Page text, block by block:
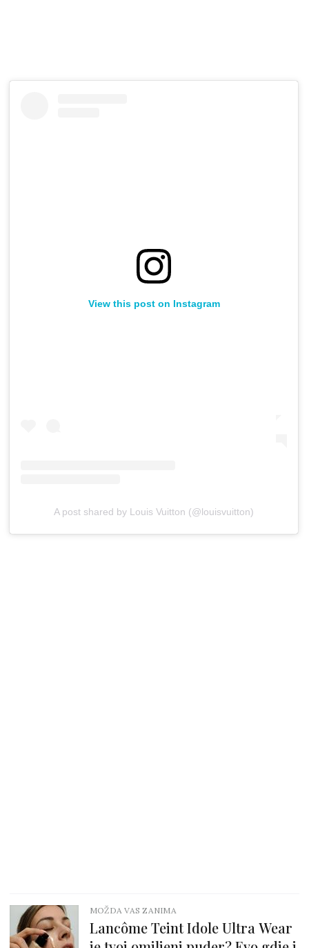
View this post on Instagram
A post shared by Louis Vuitton (@louisvuitton)
MOŽDA VAS ZANIMA
Lancôme Teint Idole Ultra Wear